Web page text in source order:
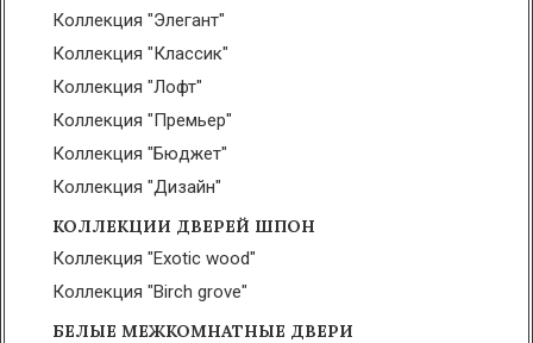
Коллекция "Элегант"
Коллекция "Классик"
Коллекция "Лофт"
Коллекция "Премьер"
Коллекция "Бюджет"
Коллекция "Дизайн"
КОЛЛЕКЦИИ ДВЕРЕЙ ШПОН
Коллекция "Exotic wood"
Коллекция "Birch grove"
БЕЛЫЕ МЕЖКОМНАТНЫЕ ДВЕРИ